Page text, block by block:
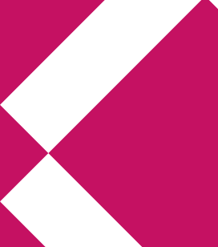
Annikas
och